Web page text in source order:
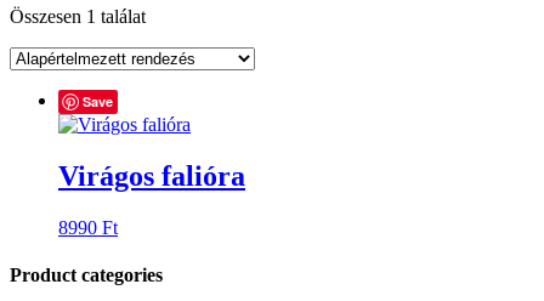
Összesen 1 találat
Save
Virágos falióra
8990 Ft
Product categories